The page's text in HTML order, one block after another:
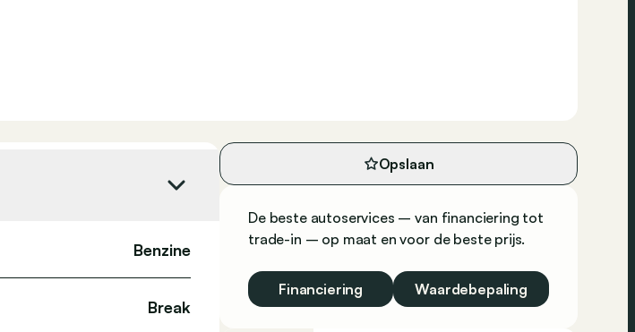
Benzine
Break
Opslaan
De beste autoservices – van financiering tot
trade-in – op maat en voor de beste prijs.
Financiering Waardebepaling